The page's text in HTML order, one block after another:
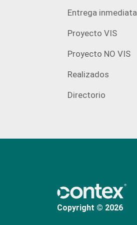
Entrega inmediata
Proyecto VIS
Proyecto NO VIS
Realizados
Directorio
Copyright © 2026